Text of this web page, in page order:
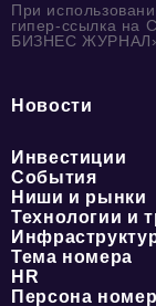
При
гипер-ссылка на
БИЗНЕС ЖУРНАЛ»
Новости
Инвестиции
События
Ниши и рынки
Технологии и
Тема номера
HR
Персона